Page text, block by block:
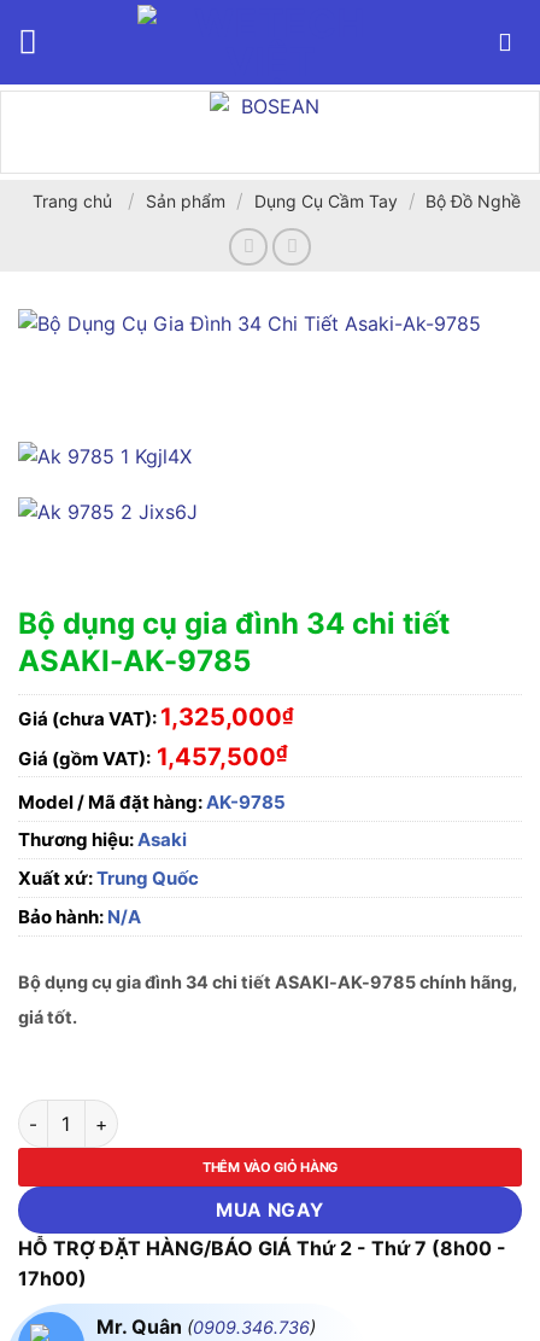
Trang chủ / Sản phẩm / Dụng Cụ Cầm Tay / Bộ Đồ Nghề
Bộ dụng cụ gia đình 34 chi tiết
ASAKI-AK-9785
Giá (chưa VAT): 1,325,000₫
Giá (gồm VAT): 1,457,500₫
Model / Mã đặt hàng:AK-9785
Thương hiệu:Asaki
Xuất xứ:Trung Quốc
Bảo hành: N/A
Bộ dụng cụ gia đình 34 chi tiết ASAKI-AK-9785 chính hãng,
giá tốt.
Bộ dụng cụ gia đình 34 chi tiết ASAKI-AK-9785 số lượng
THÊM VÀO GIỎ HÀNG
MUA NGAY
HỖ TRỢ ĐẶT HÀNG/BÁO GIÁ Thứ 2 - Thứ 7 (8h00 -
17h00)
Mr. Quân (0909.346.736)